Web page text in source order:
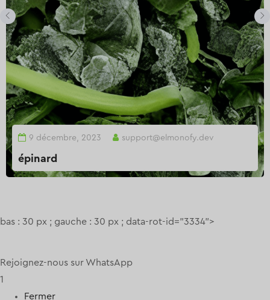
9 décembre, 2023 support@elmonofy.dev
épinard
bas : 30 px ; gauche : 30 px ; data-rot-id="3334">
Rejoignez-nous sur WhatsApp
1
Fermer